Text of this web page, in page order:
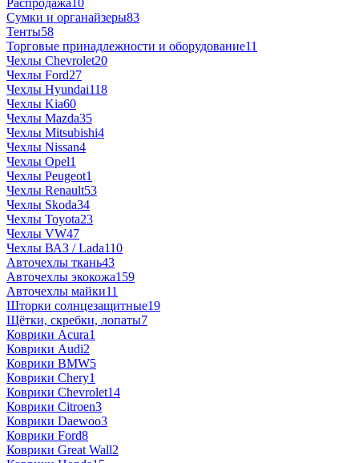
Сумки и органайзеры83
Тенты58
Торговые принадлежности и оборудование11
Чехлы Chevrolet20
Чехлы Ford27
Чехлы Hyundai118
Чехлы Kia60
Чехлы Mazda35
Чехлы Mitsubishi4
Чехлы Nissan4
Чехлы Opel1
Чехлы Peugeot1
Чехлы Renault53
Чехлы Skoda34
Чехлы Toyota23
Чехлы VW47
Чехлы ВАЗ / Lada110
Авточехлы ткань43
Авточехлы экокожа159
Авточехлы майки11
Шторки солнцезащитные19
Щётки, скребки, лопаты7
Коврики Acura1
Коврики Audi2
Коврики BMW5
Коврики Chery1
Коврики Chevrolet14
Коврики Citroen3
Коврики Daewoo3
Коврики Ford8
Коврики Great Wall2